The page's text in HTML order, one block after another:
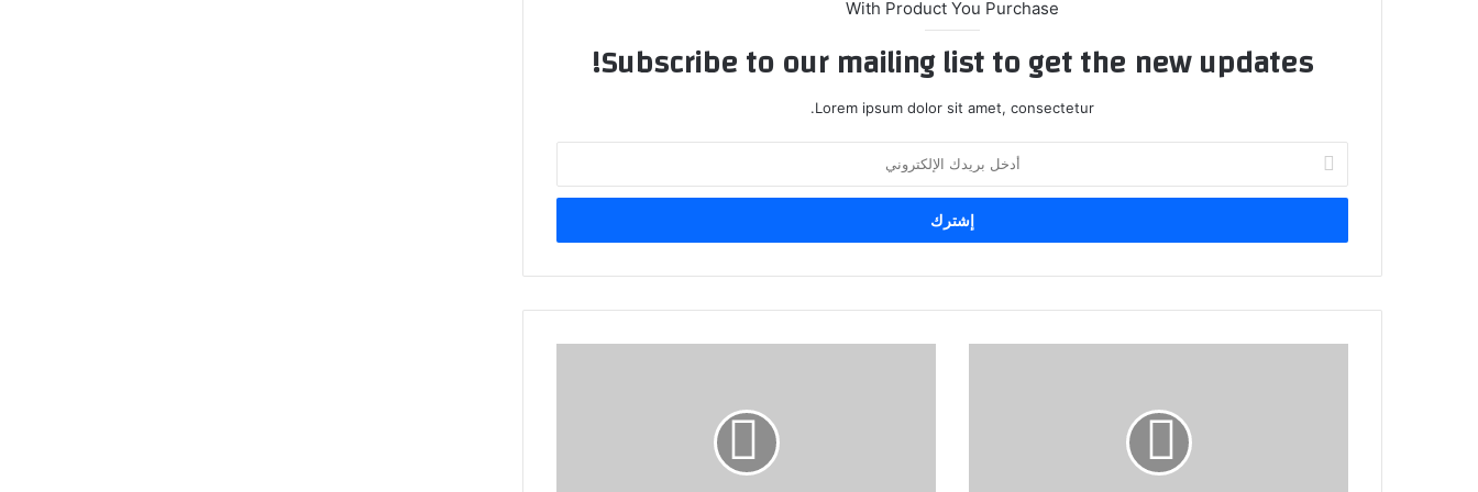
With Product You Purchase
Subscribe to our mailing list to get the new updates!
Lorem ipsum dolor sit amet, consectetur.
بريدك
الإلكتروني